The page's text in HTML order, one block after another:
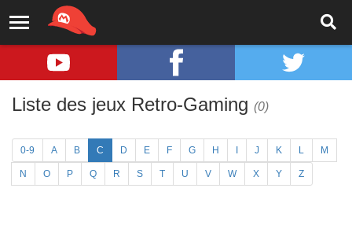
Liste des jeux Retro-Gaming (0)
0-9 A B C D E F G H J K L M
N O P Q R S T U V W X Y Z